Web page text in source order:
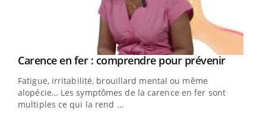
Youtube
Carence en fer : comprendre pour prévenirYoutube
Fatigue, irritabilité, brouillard mental ou même
alopécie… Les symptômes de la carence en fer sont
multiples ce qui la rend ...